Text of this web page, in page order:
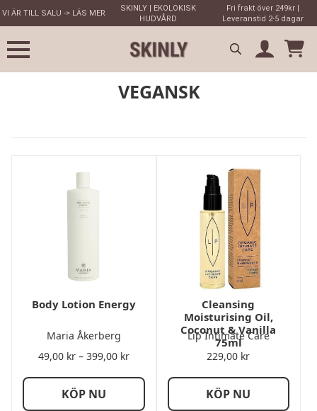
VI ÄR TILL SALU -> LÄS MER
SKINLY | EKOLOKISK
HUDVÅRD
Fri frakt över 249kr |
Leveranstid 2-5 dagar
Search
VEGANSK
Body Lotion Energy
Maria Åkerberg
49,00 kr – 399,00 krPrisintervall:
till
KÖP NU
Cleansing
Moisturising Oil,
Coconut & Vanilla
75ml
Lip Intimate Care
229,00 kr
KÖP NU